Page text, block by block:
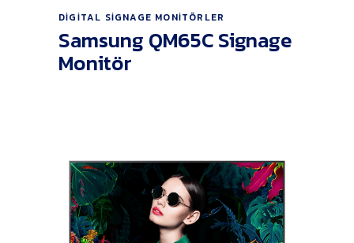
Ürünü İncele
DIGITAL SIGNAGE MONITÖRLER
Samsung QM65C Signage
Monitör